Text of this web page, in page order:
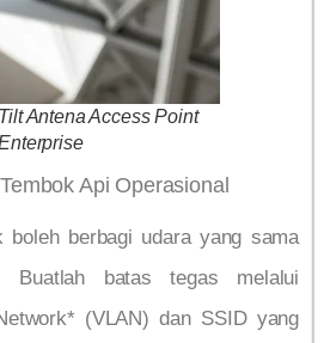
Antena Access Point
Api Operasional
boleh berbagi udara yang sama
Buatlah batas tegas melalui
(VLAN) dan SSID yang